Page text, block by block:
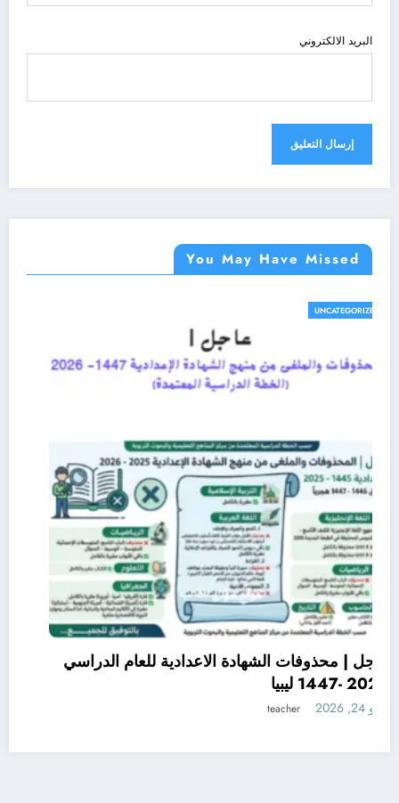
البريد الالكتروني
You May Have Missed
UNCATEGORIZED
عاجل | محذوفات الشهادة الاعدادية للعام الدراسي
2026 -1447 ليبيا
مايو 24, 2026 teacher